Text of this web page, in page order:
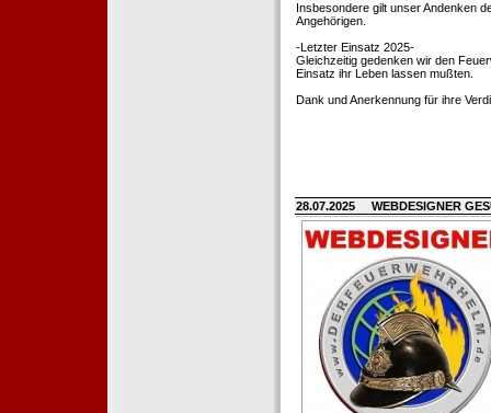
Insbesondere gilt unser Andenken
Angehörigen.
-Letzter Einsatz 2025-
Gleichzeitig gedenken wir den
Einsatz ihr Leben lassen mußten.
Dank und Anerkennung für ihre
28.07.2025 WEBDESIGNER